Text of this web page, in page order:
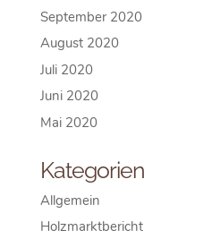
September 2020
August 2020
Juli 2020
Juni 2020
Mai 2020
Kategorien
Allgemein
Holzmarktbericht